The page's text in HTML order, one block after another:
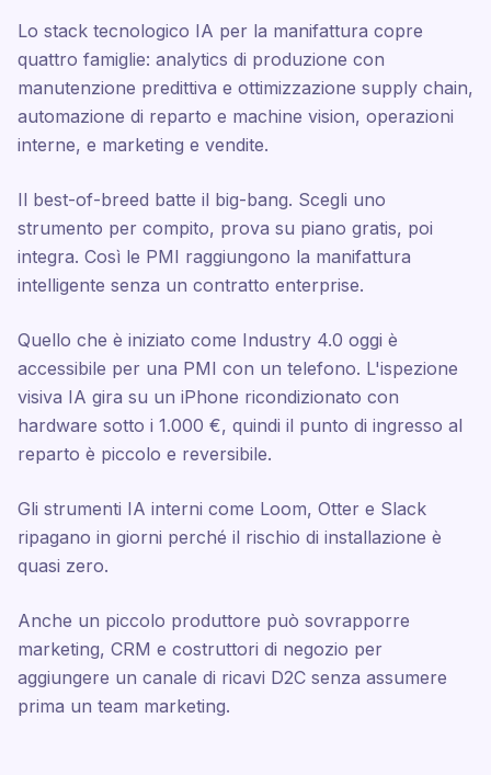
Lo stack tecnologico IA per la manifattura copre
quattro famiglie: analytics di produzione con
manutenzione predittiva e ottimizzazione supply chain,
automazione di reparto e machine vision, operazioni
interne, e marketing e vendite.
Il best-of-breed batte il big-bang. Scegli uno
strumento per compito, prova su piano gratis, poi
integra. Così le PMI raggiungono la manifattura
intelligente senza un contratto enterprise.
Quello che è iniziato come Industry 4.0 oggi è
accessibile per una PMI con un telefono. L'ispezione
visiva IA gira su un iPhone ricondizionato con
hardware sotto i 1.000 €, quindi il punto di ingresso al
reparto è piccolo e reversibile.
Gli strumenti IA interni come Loom, Otter e Slack
ripagano in giorni perché il rischio di installazione è
quasi zero.
Anche un piccolo produttore può sovrapporre
marketing, CRM e costruttori di negozio per
aggiungere un canale di ricavi D2C senza assumere
prima un team marketing.